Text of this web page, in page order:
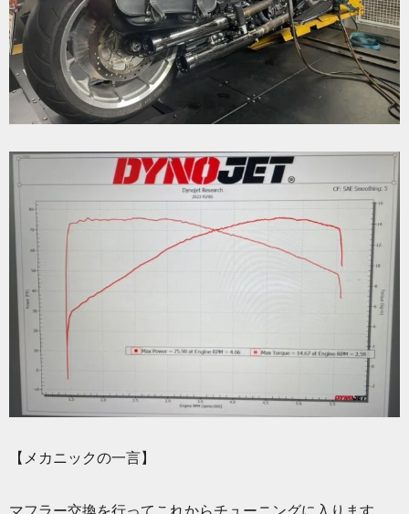
【メカニックの一言】
マフラー交換を行ってこれからチューニングに入ります。